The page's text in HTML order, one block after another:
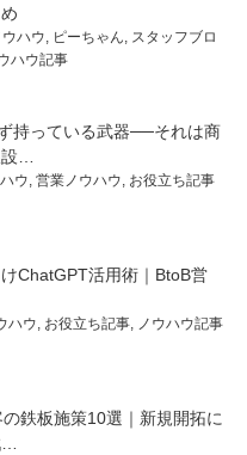
ハウ, ピーちゃん, スタッフブロ
ハウ記事
持っている武器──それは商
設…
ウ, 営業ノウハウ, お役立ち記事
けChatGPT活用術｜BtoB営
ハウ, お役立ち記事, ノウハウ記事
鉄板施策10選｜新規開拓に
…